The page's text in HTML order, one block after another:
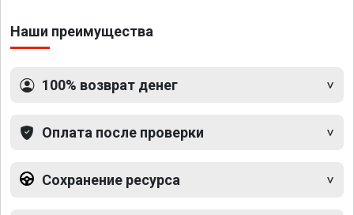
Наши преимущества
100% возврат денег
Оплата после проверки
Сохранение ресурса